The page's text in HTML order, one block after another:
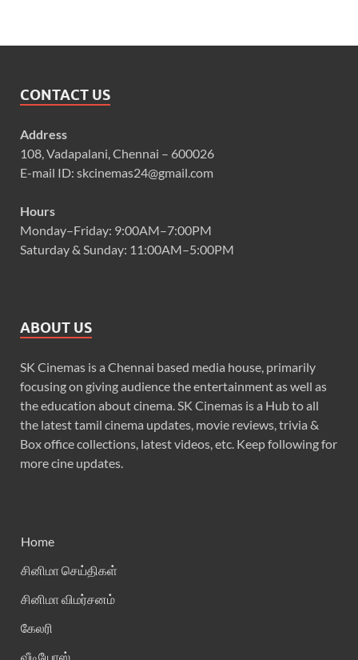
CONTACT US
Address
108, Vadapalani, Chennai – 600026
E-mail ID: skcinemas24@gmail.com
Hours
Monday–Friday: 9:00AM–7:00PM
Saturday & Sunday: 11:00AM–5:00PM
ABOUT US
SK Cinemas is a Chennai based media house, primarily
focusing on giving audience the entertainment as well as
the education about cinema. SK Cinemas is a Hub to all
the latest tamil cinema updates, movie reviews, trivia &
Box office collections, latest videos, etc. Keep following for
more cine updates.
Home
சினிமா செய்திகள்
சினிமா விமர்சனம்
கேலரி
வீடியோஸ்